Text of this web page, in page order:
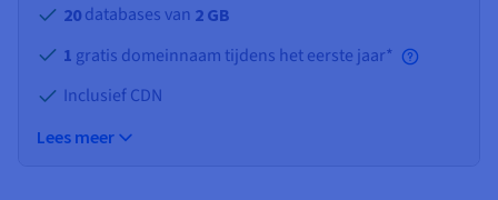
20 databases van 2 GB
1 gratis domeinnaam tijdens het eerste jaar*
Inclusief CDN
Lees meer